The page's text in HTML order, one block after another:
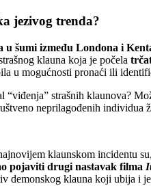
jezivog trenda?
u šumi između Londona i
klauna koja je počela
u mogućnosti pronaći ili
strašnih klaunova?
neprilagođenih
klaunskom incidentu
pojaviti drugi nastavak filma
demonskog klauna koji ubija i